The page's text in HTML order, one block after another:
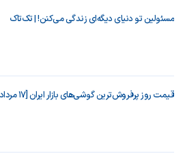
مسئولین تو دنیای دیگه‌ای زندگی می‌کنن! | تک‌تاک
قیمت روز پرفروش‌ترین گوشی‌های بازار ایران [17 مرداد 1405]